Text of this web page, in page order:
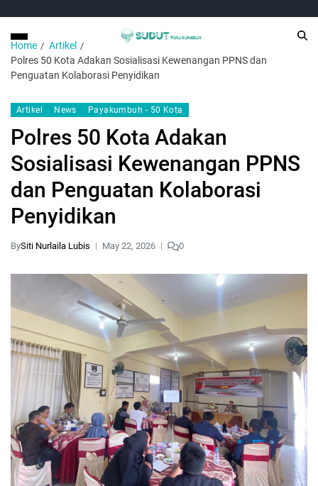
Home
Artikel
Polres 50 Kota Adakan Sosialisasi Kewenangan PPNS dan
Penguatan Kolaborasi Penyidikan
Artikel News Payakumbuh - 50 Kota
Polres 50 Kota Adakan
Sosialisasi Kewenangan PPNS
dan Penguatan Kolaborasi
Penyidikan
BySiti Nurlaila Lubis May 22, 2026 0